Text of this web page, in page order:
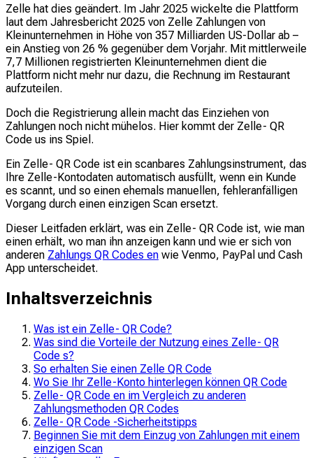
Zelle hat dies geändert. Im Jahr 2025 wickelte die Plattform
laut dem Jahresbericht 2025 von Zelle Zahlungen von
Kleinunternehmen in Höhe von 357 Milliarden US-Dollar ab –
ein Anstieg von 26 % gegenüber dem Vorjahr. Mit mittlerweile
7,7 Millionen registrierten Kleinunternehmen dient die
Plattform nicht mehr nur dazu, die Rechnung im Restaurant
aufzuteilen.
Doch die Registrierung allein macht das Einziehen von
Zahlungen noch nicht mühelos. Hier kommt der Zelle- QR
Code us ins Spiel.
Ein Zelle- QR Code ist ein scanbares Zahlungsinstrument, das
Ihre Zelle-Kontodaten automatisch ausfüllt, wenn ein Kunde
es scannt, und so einen ehemals manuellen, fehleranfälligen
Vorgang durch einen einzigen Scan ersetzt.
Dieser Leitfaden erklärt, was ein Zelle- QR Code ist, wie man
einen erhält, wo man ihn anzeigen kann und wie er sich von
anderen Zahlungs QR Codes en wie Venmo, PayPal und Cash
App unterscheidet.
Inhaltsverzeichnis
Was ist ein Zelle- QR Code?
Was sind die Vorteile der Nutzung eines Zelle- QR
Code s?
So erhalten Sie einen Zelle QR Code
Wo Sie Ihr Zelle-Konto hinterlegen können QR Code
Zelle- QR Code en im Vergleich zu anderen
Zahlungsmethoden QR Codes
Zelle- QR Code -Sicherheitstipps
Beginnen Sie mit dem Einzug von Zahlungen mit einem
einzigen Scan